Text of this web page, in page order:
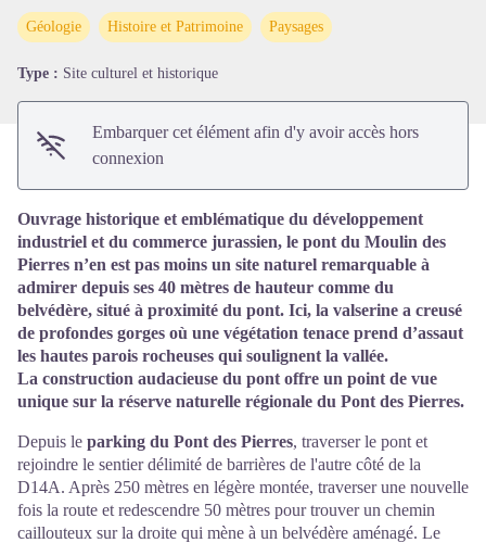
Géologie Histoire et Patrimoine Paysages
Type : Site culturel et historique
Embarquer cet élément afin d'y avoir accès hors
connexion
Ouvrage historique et emblématique du développement
industriel et du commerce jurassien, le pont du Moulin des
Pierres n’en est pas moins un site naturel remarquable à
admirer depuis ses 40 mètres de hauteur comme du
belvédère, situé à proximité du pont. Ici, la valserine a creusé
de profondes gorges où une végétation tenace prend d’assaut
les hautes parois rocheuses qui soulignent la vallée.
La construction audacieuse du pont offre un point de vue
unique sur la réserve naturelle régionale du Pont des Pierres.
Depuis le parking du Pont des Pierres, traverser le pont et
rejoindre le sentier délimité de barrières de l'autre côté de la
D14A. Après 250 mètres en légère montée, traverser une nouvelle
fois la route et redescendre 50 mètres pour trouver un chemin
caillouteux sur la droite qui mène à un belvédère aménagé. Le